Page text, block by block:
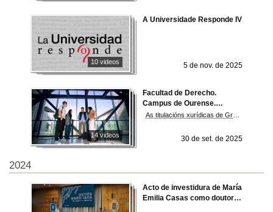
10 videos
A Universidade Responde IV
5 de nov. de 2025
14 videos
Facultad de Derecho.
Campus de Ourense.
Universidade de Vigo
30 de set. de 2025
2024
Acto de investidura de María
Emilia Casas como doutora